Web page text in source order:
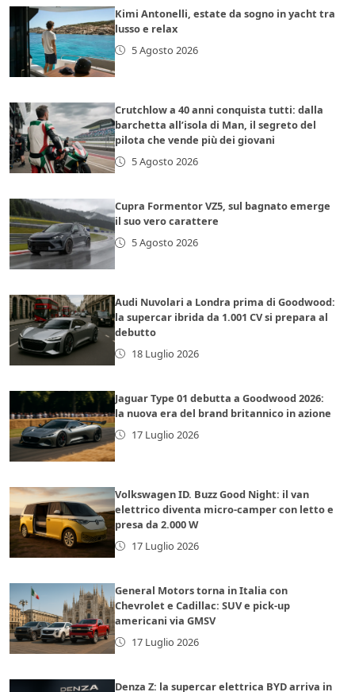
Kimi Antonelli, estate da sogno in yacht tra
lusso e relax
5 Agosto 2026
Crutchlow a 40 anni conquista tutti: dalla
barchetta all’isola di Man, il segreto del
pilota che vende più dei giovani
5 Agosto 2026
Cupra Formentor VZ5, sul bagnato emerge
il suo vero carattere
5 Agosto 2026
Audi Nuvolari a Londra prima di Goodwood:
la supercar ibrida da 1.001 CV si prepara al
debutto
18 Luglio 2026
Jaguar Type 01 debutta a Goodwood 2026:
la nuova era del brand britannico in azione
17 Luglio 2026
Volkswagen ID. Buzz Good Night: il van
elettrico diventa micro-camper con letto e
presa da 2.000 W
17 Luglio 2026
General Motors torna in Italia con
Chevrolet e Cadillac: SUV e pick-up
americani via GMSV
17 Luglio 2026
Denza Z: la supercar elettrica BYD arriva in